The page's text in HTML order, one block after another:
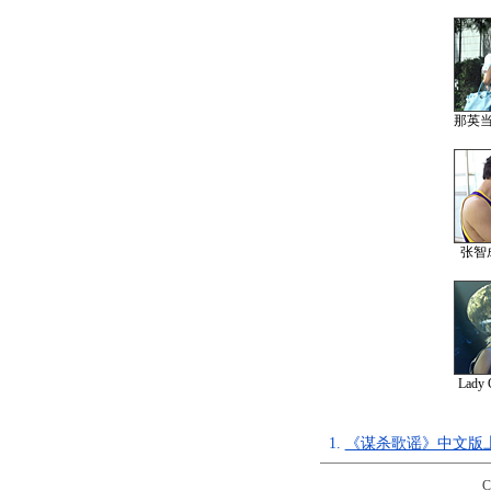
那英
张智
Lady
1. 《谋杀歌谣》中文